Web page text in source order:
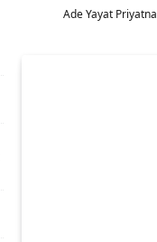
Ade Yayat Priyatna